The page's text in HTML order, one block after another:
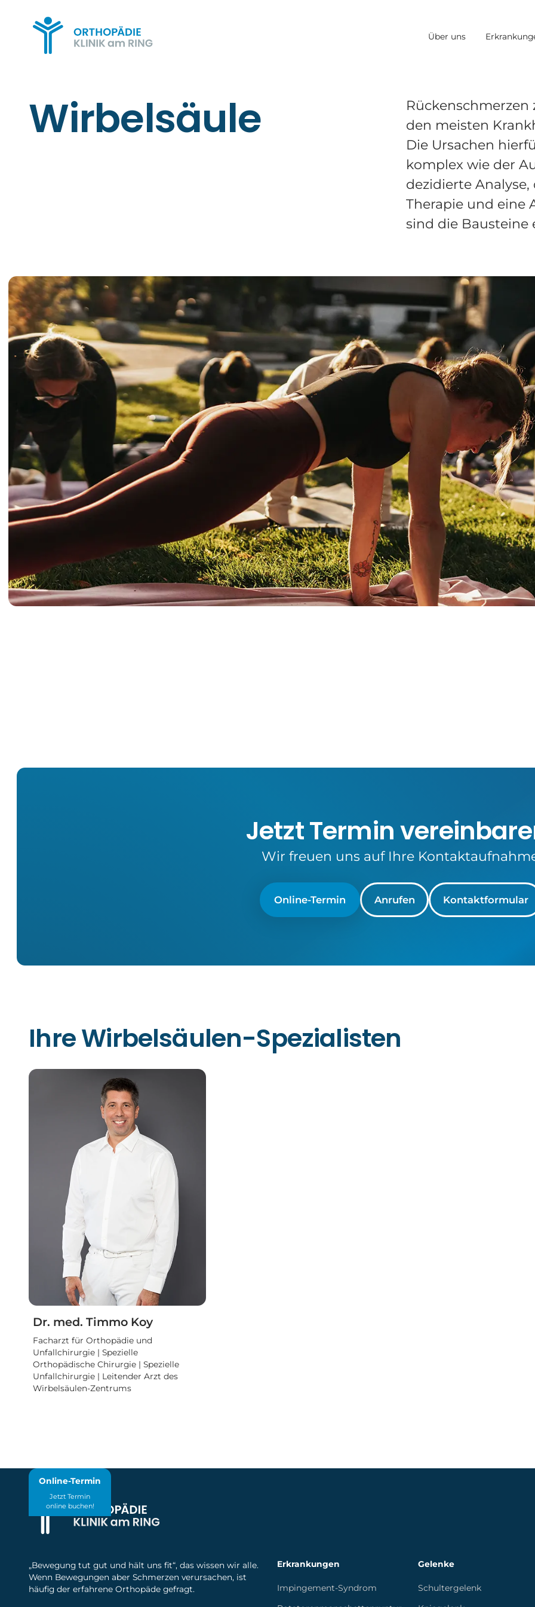
Über uns
Wirbelsäule
Rückenschmerzen
den meisten
Die Ursachen
komplex wie der
dezidierte
Therapie und eine
sind die Bausteine
Jetzt Termin
Wir freuen uns auf Ihre
Kontaktformular
Anrufen
Online-Termin
Ihre Wirbelsäulen-Spezialisten
Dr. med. Timmo Koy
Facharzt für Orthopädie und
Unfallchirurgie | Spezielle
Orthopädische Chirurgie | Spezielle
Unfallchirurgie | Leitender Arzt des
Wirbelsäulen-Zentrums
Online-Termin
Jetzt Termin
online buchen!
„Bewegung tut gut und hält uns fit“, das wissen wir alle.
Wenn Bewegungen aber Schmerzen verursachen, ist
häufig der erfahrene Orthopäde gefragt.
Erkrankungen
Impingement-Syndrom
Gelenke
Schultergelenk